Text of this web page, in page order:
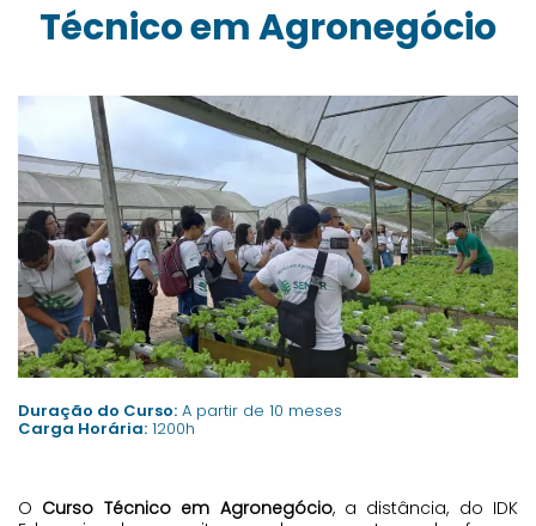
Técnico em Agronegócio
Duração do Curso: A partir de 10 meses
Carga Horária: 1200h
O Curso Técnico em Agronegócio, a distância, do IDK